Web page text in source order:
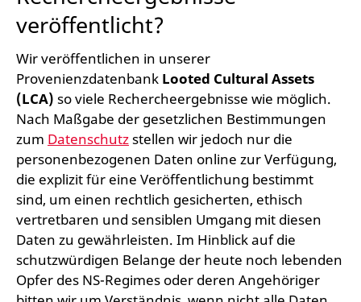
veröffentlicht?
Wir veröffentlichen in unserer
Provenienzdatenbank Looted Cultural Assets
(LCA) so viele Rechercheergebnisse wie möglich.
Nach Maßgabe der gesetzlichen Bestimmungen
zum Datenschutzstellen wir jedoch nur die
personenbezogenen Daten online zur Verfügung,
die explizit für eine Veröffentlichung bestimmt
sind, um einen rechtlich gesicherten, ethisch
vertretbaren und sensiblen Umgang mit diesen
Daten zu gewährleisten. Im Hinblick auf die
schutzwürdigen Belange der heute noch lebenden
Opfer des NS-Regimes oder deren Angehöriger